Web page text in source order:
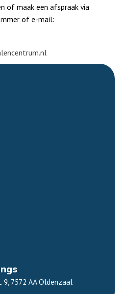
of maak een afspraak via
of e-mail:
7572 AA Oldenzaal